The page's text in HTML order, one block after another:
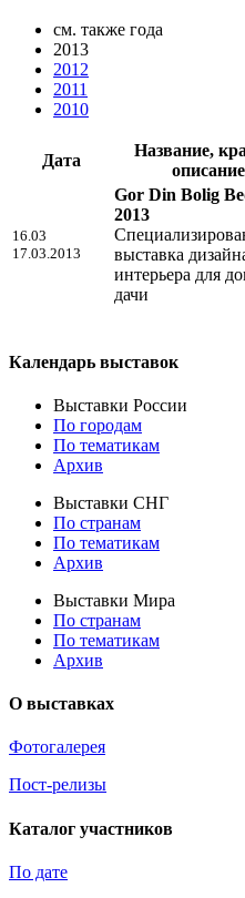
см. также года
2013
2012
2011
2010
Дата
Название,
описание
16.03
17.03.2013
Gor Din Bolig
2013
выставка
интерьера для
дачи
Календарь выставок
Выставки России
По городам
По тематикам
Архив
Выставки СНГ
По странам
По тематикам
Архив
Выставки Мира
По странам
По тематикам
Архив
О выставках
Фотогалерея
Пост-релизы
Каталог участников
По дате